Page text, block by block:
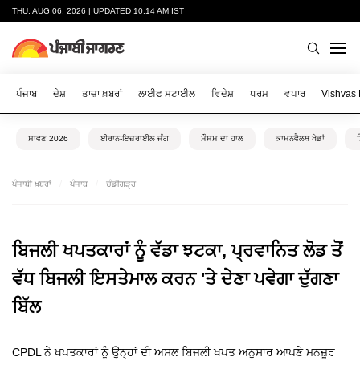
THU, AUG 06, 2026 | UPDATED 10:14 AM IST
ਪੰਜਾਬ ਦੇਸ਼ ਤਾਜ਼ਾ ਖ਼ਬਰਾਂ ਲਾਈਫ ਸਟਾਈਲ ਵਿਦੇਸ਼ ਧਰਮ ਵਪਾਰ Vishvas
ਸਾਵਣ 2026 ਈਰਾਨ-ਇਜ਼ਰਾਈਲ ਜੰਗ ਮੌਸਮ ਦਾ ਹਾਲ ਕਾਮਨਵੈਲਥ ਖੇਡਾਂ
ਪੰਜਾਬੀ ਖ਼ਬਰਾਂ ਪੰਜਾਬ ਚੰਡੀਗੜ੍ਹ
ਬਿਜਲੀ ਖਪਤਕਾਰਾਂ ਨੂੰ ਵੱਡਾ ਝਟਕਾ, ਪ੍ਰਵਾਨਿਤ ਲੋਡ ਤੋਂ
ਵੱਧ ਬਿਜਲੀ ਇਸਤੇਮਾਲ ਕਰਨ 'ਤੇ ਦੇਣਾ ਪਵੇਗਾ ਦੁੱਗਣਾ
ਬਿੱਲ
CPDL ਨੇ ਖਪਤਕਾਰਾਂ ਨੂੰ ਉਨ੍ਹਾਂ ਦੀ ਅਸਲ ਬਿਜਲੀ ਖਪਤ ਅਨੁਸਾਰ ਆਪਣੇ ਮਨਜ਼ੂਰ